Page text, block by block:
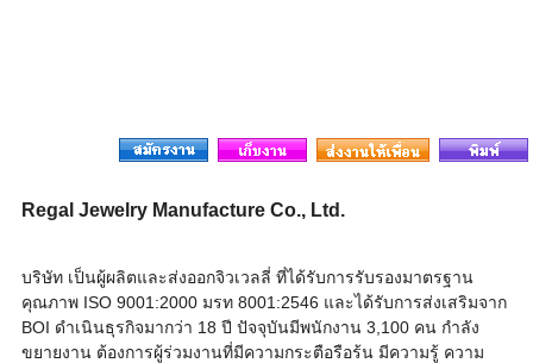
Regal Jewelry Manufacture Co., Ltd.
บริษัท เป็นผู้ผลิตและส่งออกจิวเวลลี่ ที่ได้รับการรับรองมาตรฐาน
คุณภาพ ISO 9001:2000 มรท 8001:2546 และได้รับการส่งเสริมจาก
BOI ดำเนินธุรกิจมากว่า 18 ปี ปัจจุบันมีพนักงาน 3,100 คน กำลัง
ขยายงาน ต้องการผู้ร่วมงานที่มีความกระตือรือร้น มีความรู้ ความ